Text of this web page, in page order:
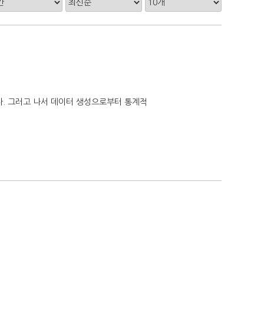
그러고 나서 데이터 생성으로부터 통계적